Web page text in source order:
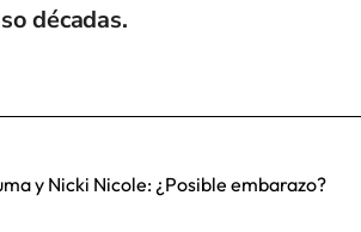
décadas.
y Nicki Nicole: ¿Posible embarazo?